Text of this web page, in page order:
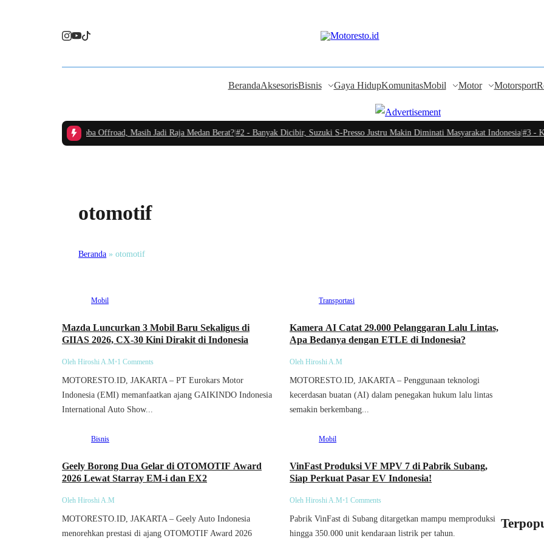
BerandaAksesorisBisnis Gaya HidupKomunitasMobil Motor Motorsport
Diesel Terbaru Dicoba Offroad, Masih Jadi Raja Medan Berat?|#2 - Banyak Dicibir, Suzuki S-Presso Justru Makin Diminati Masyarakat Indonesia|#3 -
otomotif
Beranda »otomotif
Mobil
Mazda Luncurkan 3 Mobil Baru Sekaligus di
GIIAS 2026, CX-30 Kini Dirakit di Indonesia
Oleh Hiroshi A.M•1 Comments
MOTORESTO.ID, JAKARTA – PT Eurokars Motor
Indonesia (EMI) memanfaatkan ajang GAIKINDO Indonesia
International Auto Show...
Transportasi
Kamera AI Catat 29.000 Pelanggaran Lalu Lintas,
Apa Bedanya dengan ETLE di Indonesia?
Oleh Hiroshi A.M
MOTORESTO.ID, JAKARTA – Penggunaan teknologi
kecerdasan buatan (AI) dalam penegakan hukum lalu lintas
semakin berkembang...
Bisnis
Geely Borong Dua Gelar di OTOMOTIF Award
2026 Lewat Starray EM-i dan EX2
Oleh Hiroshi A.M
MOTORESTO.ID, JAKARTA – Geely Auto Indonesia
menorehkan prestasi di ajang OTOMOTIF Award 2026
Mobil
VinFast Produksi VF MPV 7 di Pabrik Subang,
Siap Perkuat Pasar EV Indonesia!
Oleh Hiroshi A.M•1 Comments
Pabrik VinFast di Subang ditargetkan mampu memproduksi
hingga 350.000 unit kendaraan listrik per tahun.